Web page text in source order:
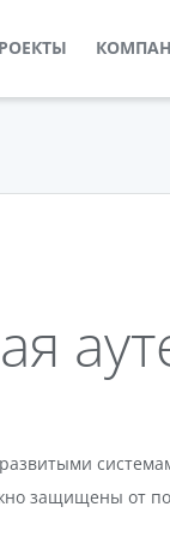
защищены от